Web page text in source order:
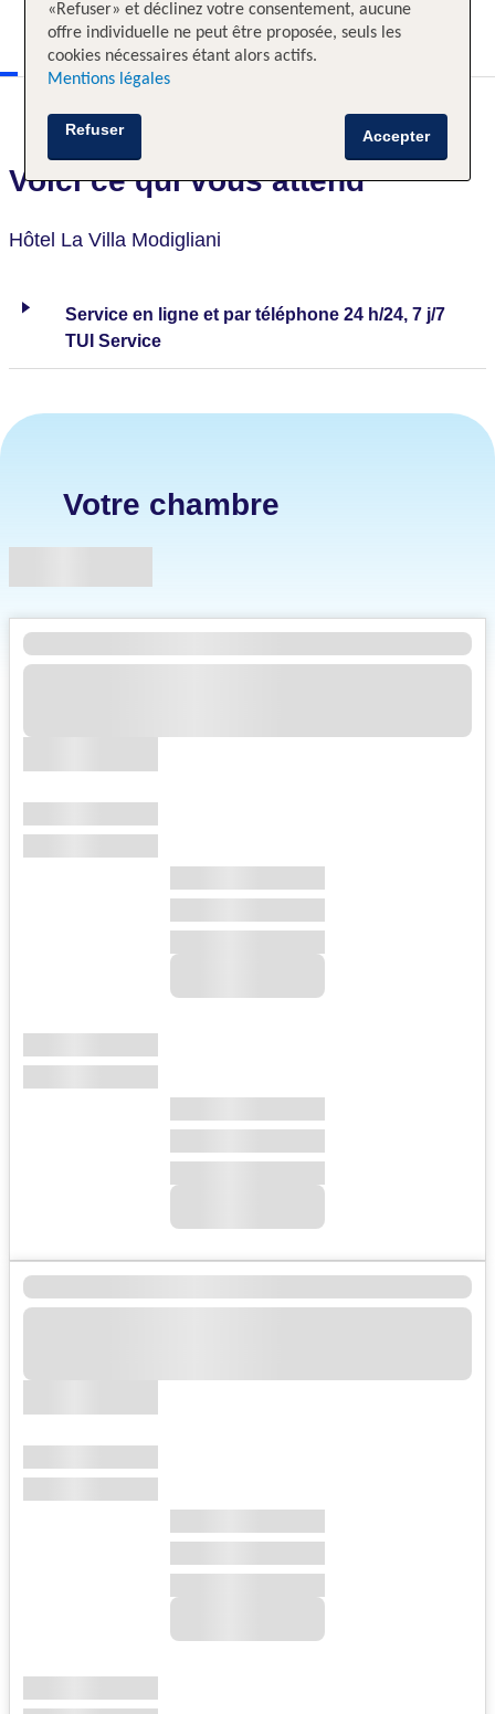
Voici ce qui vous attend
Hôtel La Villa Modigliani
Service en ligne et par téléphone 24 h/24, 7 j/7
TUI Service
Votre chambre
«Refuser» et déclinez votre consentement, aucune
offre individuelle ne peut être proposée, seuls les
cookies nécessaires étant alors actifs.
Mentions légales
Accepter
Refuser